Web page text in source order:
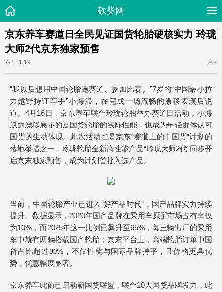
砍柴网
京东养车赛道日全民见证国货轮胎硬核实力 玲珑
大师2代京东独家预售
7-8 11:19
“我以后想用中国轮胎跑赛道、参加比赛。”7岁的“中国最小拉
力越野持证车手”小海浪，在完成一场流畅的漂移表演后说
道。4月16日，京东养车联合玲珑轮胎举办赛道日活动，小海
浪的漂移展示的是国货轮胎的实际性能，也成为年轻群体认可
国货的生动体现。此次活动也是京东“赛道上的中国货”计划的
落地举措之一，玲珑轮胎全新高性能产品“玲珑大师2代”同步开
启京东独家预售，成为计划首批入选产品。
当前，中国轮胎产业已进入“好产品时代”，国产品牌实力持续
提升。数据显示，2020年国产品牌在乘用车原配市场占有率仅
为10%，而2025年这一比例已飙升至65%，每三辆出厂的乘用
车中就有两辆搭载国产轮胎；京东平台上，高端轮胎订单中国
货占比超过30%，不仅性能与国际品牌持平，且价格更具优
势，优惠幅度显著。
京东养车此前已启动新国货联盟，联合10大国货品牌发力，此